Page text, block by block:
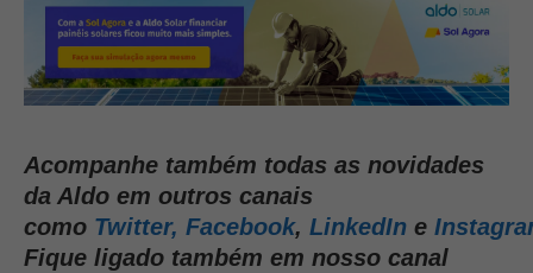
Acompanhe também todas as novidades
da Aldo em outros canais
como Twitter, Facebook, LinkedIn e
Fique ligado também em nosso canal